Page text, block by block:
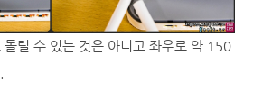
릴 수 있는 것은 아니고 좌우로 약 150